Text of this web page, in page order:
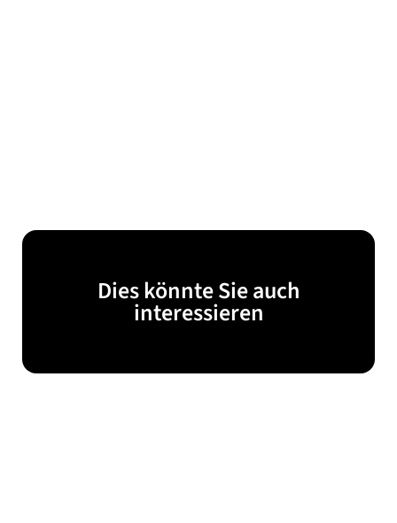
Dies könnte Sie auch
interessieren